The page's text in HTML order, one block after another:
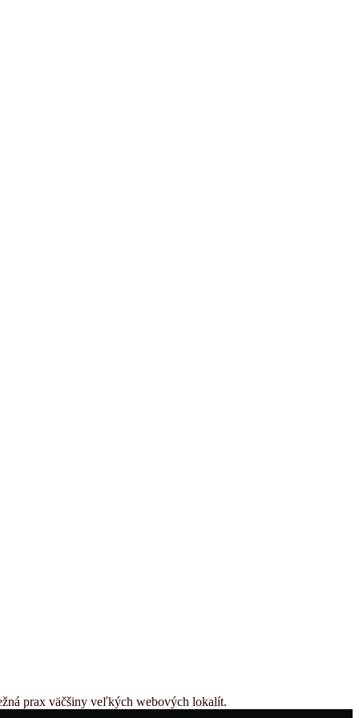
prax väčšiny veľkých webových lokalít.